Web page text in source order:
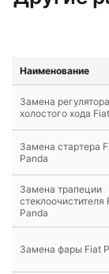
Наименование
Замена регулятора
холостого хода
Замена стартера
Panda
Замена трапеции
стеклоочистителя
Panda
Замена фары Fiat